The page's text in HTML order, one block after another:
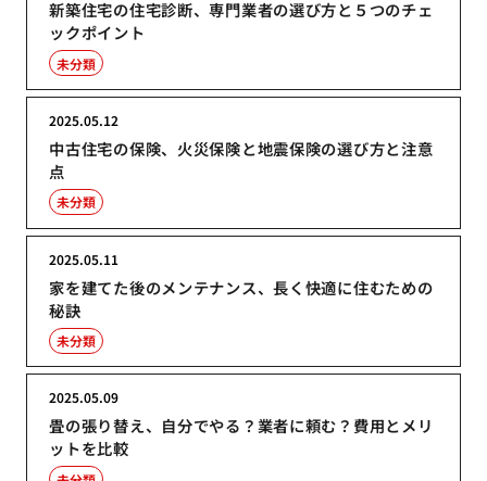
新築住宅の住宅診断、専門業者の選び方と５つのチェ
ックポイント
未分類
中古住宅の保険、火災保険と地震保険の選び方と注意
点
2025.05.12
未分類
家を建てた後のメンテナンス、長く快適に住むための
秘訣
2025.05.11
未分類
畳の張り替え、自分でやる？業者に頼む？費用とメリ
ットを比較
2025.05.09